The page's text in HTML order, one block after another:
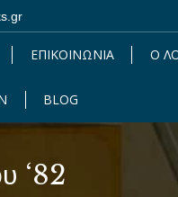
ΕΠΙΚΟΙΝΩΝΙΑ Ο
BLOG
‘82
ΕΠΙΚΟΙΝΩΝΙΑ Ο
BLOG